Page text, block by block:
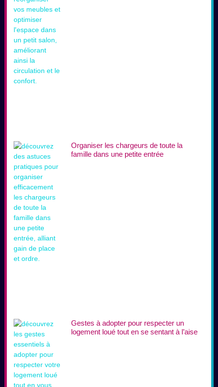
Organiser les chargeurs de toute la
famille dans une petite entrée
Gestes à adopter pour respecter un
logement loué tout en se sentant à l’aise